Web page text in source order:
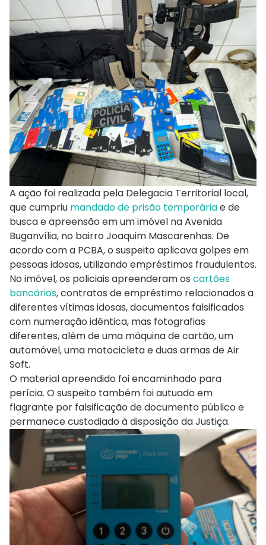
A ação foi realizada pela Delegacia Territorial local,
que cumpriu mandado de prisão temporáriae de
busca e apreensão em um imóvel na Avenida
Buganvília, no bairro Joaquim Mascarenhas. De
acordo com a PCBA, o suspeito aplicava golpes em
pessoas idosas, utilizando empréstimos fraudulentos.
No imóvel, os policiais apreenderam os cartões
bancários, contratos de empréstimo relacionados a
diferentes vítimas idosas, documentos falsificados
com numeração idêntica, mas fotografias
diferentes, além de uma máquina de cartão, um
automóvel, uma motocicleta e duas armas de Air
Soft.
O material apreendido foi encaminhado para
perícia. O suspeito também foi autuado em
flagrante por falsificação de documento público e
permanece custodiado à disposição da Justiça.